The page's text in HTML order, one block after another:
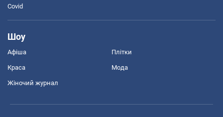
Covid
Шоу
Афіша Плітки
Краса Мода
Жіночий журнал